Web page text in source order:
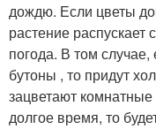
дождю. Если цветы
растение распускает
погода. В том случае,
бутоны , то придут
зацветают
долгое время, то